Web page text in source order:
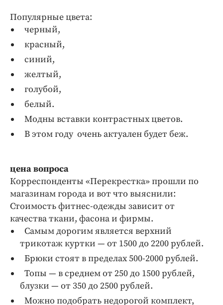
Популярные цвета:
черный,
красный,
синий,
желтый,
голубой,
белый.
Модны вставки контрастных цветов.
В этом году очень актуален будет беж.
цена вопроса
Корреспонденты «Перекрестка» прошли по
магазинам города и вот что выяснили:
Стоимость фитнес-одежды зависит от
качества ткани, фасона и фирмы.
Самым дорогим является верхний
трикотаж куртки — от 1500 до 2200 рублей.
Брюки стоят в пределах 500-2000 рублей.
Топы — в среднем от 250 до 1500 рублей,
блузки — от 350 до 2500 рублей.
Можно подобрать недорогой комплект,